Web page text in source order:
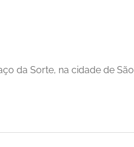
da Sorte, na cidade de São